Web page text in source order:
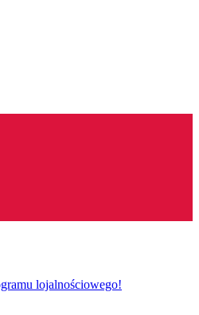
lojalnościowego!